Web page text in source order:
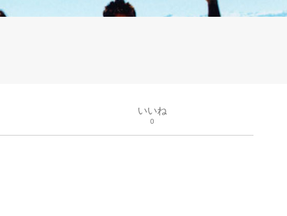
いいね
0